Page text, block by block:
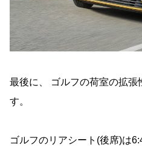
最後に、 ゴルフの荷室の拡張
す。
ゴルフのリアシート(後席)は